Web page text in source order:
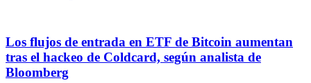
Los flujos de entrada en ETF de Bitcoin aumentan
tras el hackeo de Coldcard, según analista de
Bloomberg